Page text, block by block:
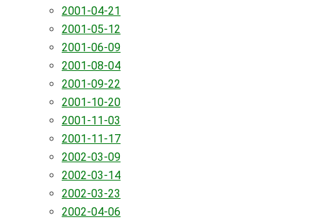
2001-04-21
2001-05-12
2001-06-09
2001-08-04
2001-09-22
2001-10-20
2001-11-03
2001-11-17
2002-03-09
2002-03-14
2002-03-23
2002-04-06